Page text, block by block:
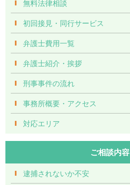
無料法律相談
初回接見・同行サービス
弁護士費用一覧
弁護士紹介・挨拶
刑事事件の流れ
事務所概要・アクセス
対応エリア
ご相談内容
逮捕されないか不安